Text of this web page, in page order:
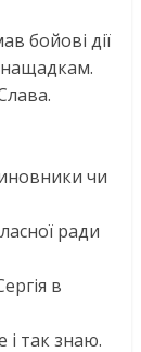
бойові дії
нащадкам.
чи
ради
в
і так знаю.